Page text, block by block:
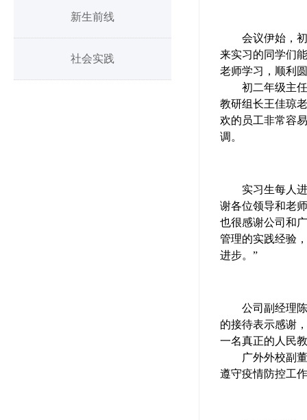
新生前线
社会实践
会议伊始，
来实习的同学们
老师学习，顺利
初二年级主
教研组长王佳琼
欢的员工非常容
调。
实习生每人
谢各位领导和老
也很感谢公司和
管理的实践经验
进步。”
公司副经理
的接待表示感谢
一名真正的人民
广外外校副
遵守疫情防控工